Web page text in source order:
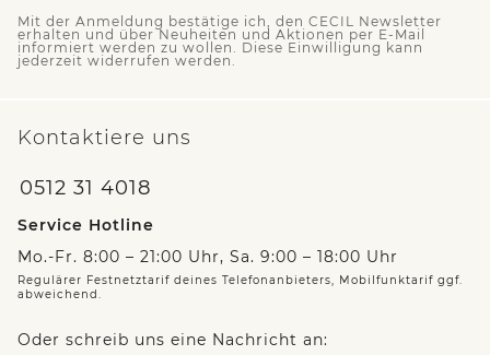
Mit der Anmeldung bestätige ich, den CECIL Newsletter
erhalten und über Neuheiten und Aktionen per E-Mail
informiert werden zu wollen. Diese Einwilligung kann
jederzeit widerrufen werden.
Kontaktiere uns
0512 31 4018
Service Hotline
Mo.-Fr. 8:00 – 21:00 Uhr, Sa. 9:00 – 18:00 Uhr
Regulärer Festnetztarif deines Telefonanbieters, Mobilfunktarif ggf.
abweichend.
Oder schreib uns eine Nachricht an: